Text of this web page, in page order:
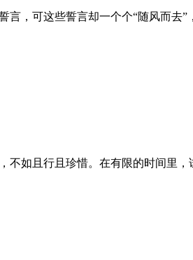
，可这些誓言却一个个“随风而去
如且行且珍惜。在有限的时间里